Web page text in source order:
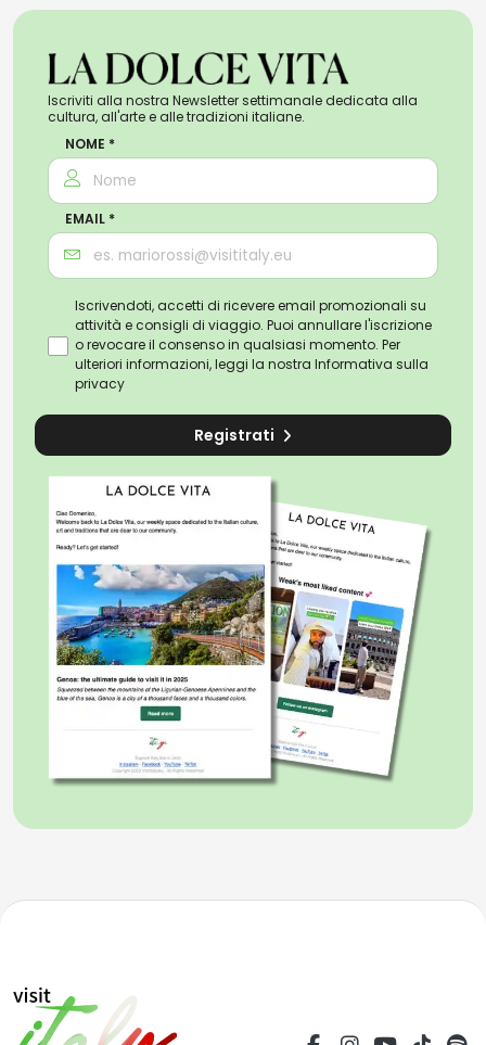
Iscriviti alla nostra Newsletter settimanale dedicata alla
cultura, all'arte e alle tradizioni italiane.
NOME *
EMAIL *
Iscrivendoti, accetti di ricevere email promozionali su
attività e consigli di viaggio. Puoi annullare l'iscrizione
o revocare il consenso in qualsiasi momento. Per
ulteriori informazioni, leggi la nostra Informativa sulla
privacy
Registrati